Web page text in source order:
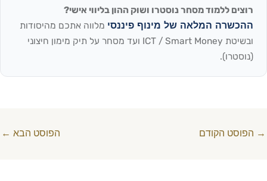
רוצים ללמוד מסחר נוסטרו ושוק ההון בליווי אישי?
ההכשרה המלאה של מינוף פיננסי מלווה אתכם מהיסודות
ובשיטת ICT / Smart Money ועד מסחר על תיק מימון חיצוני
(נוסטרו).
→ הפוסט הקודם הפוסט הבא ←